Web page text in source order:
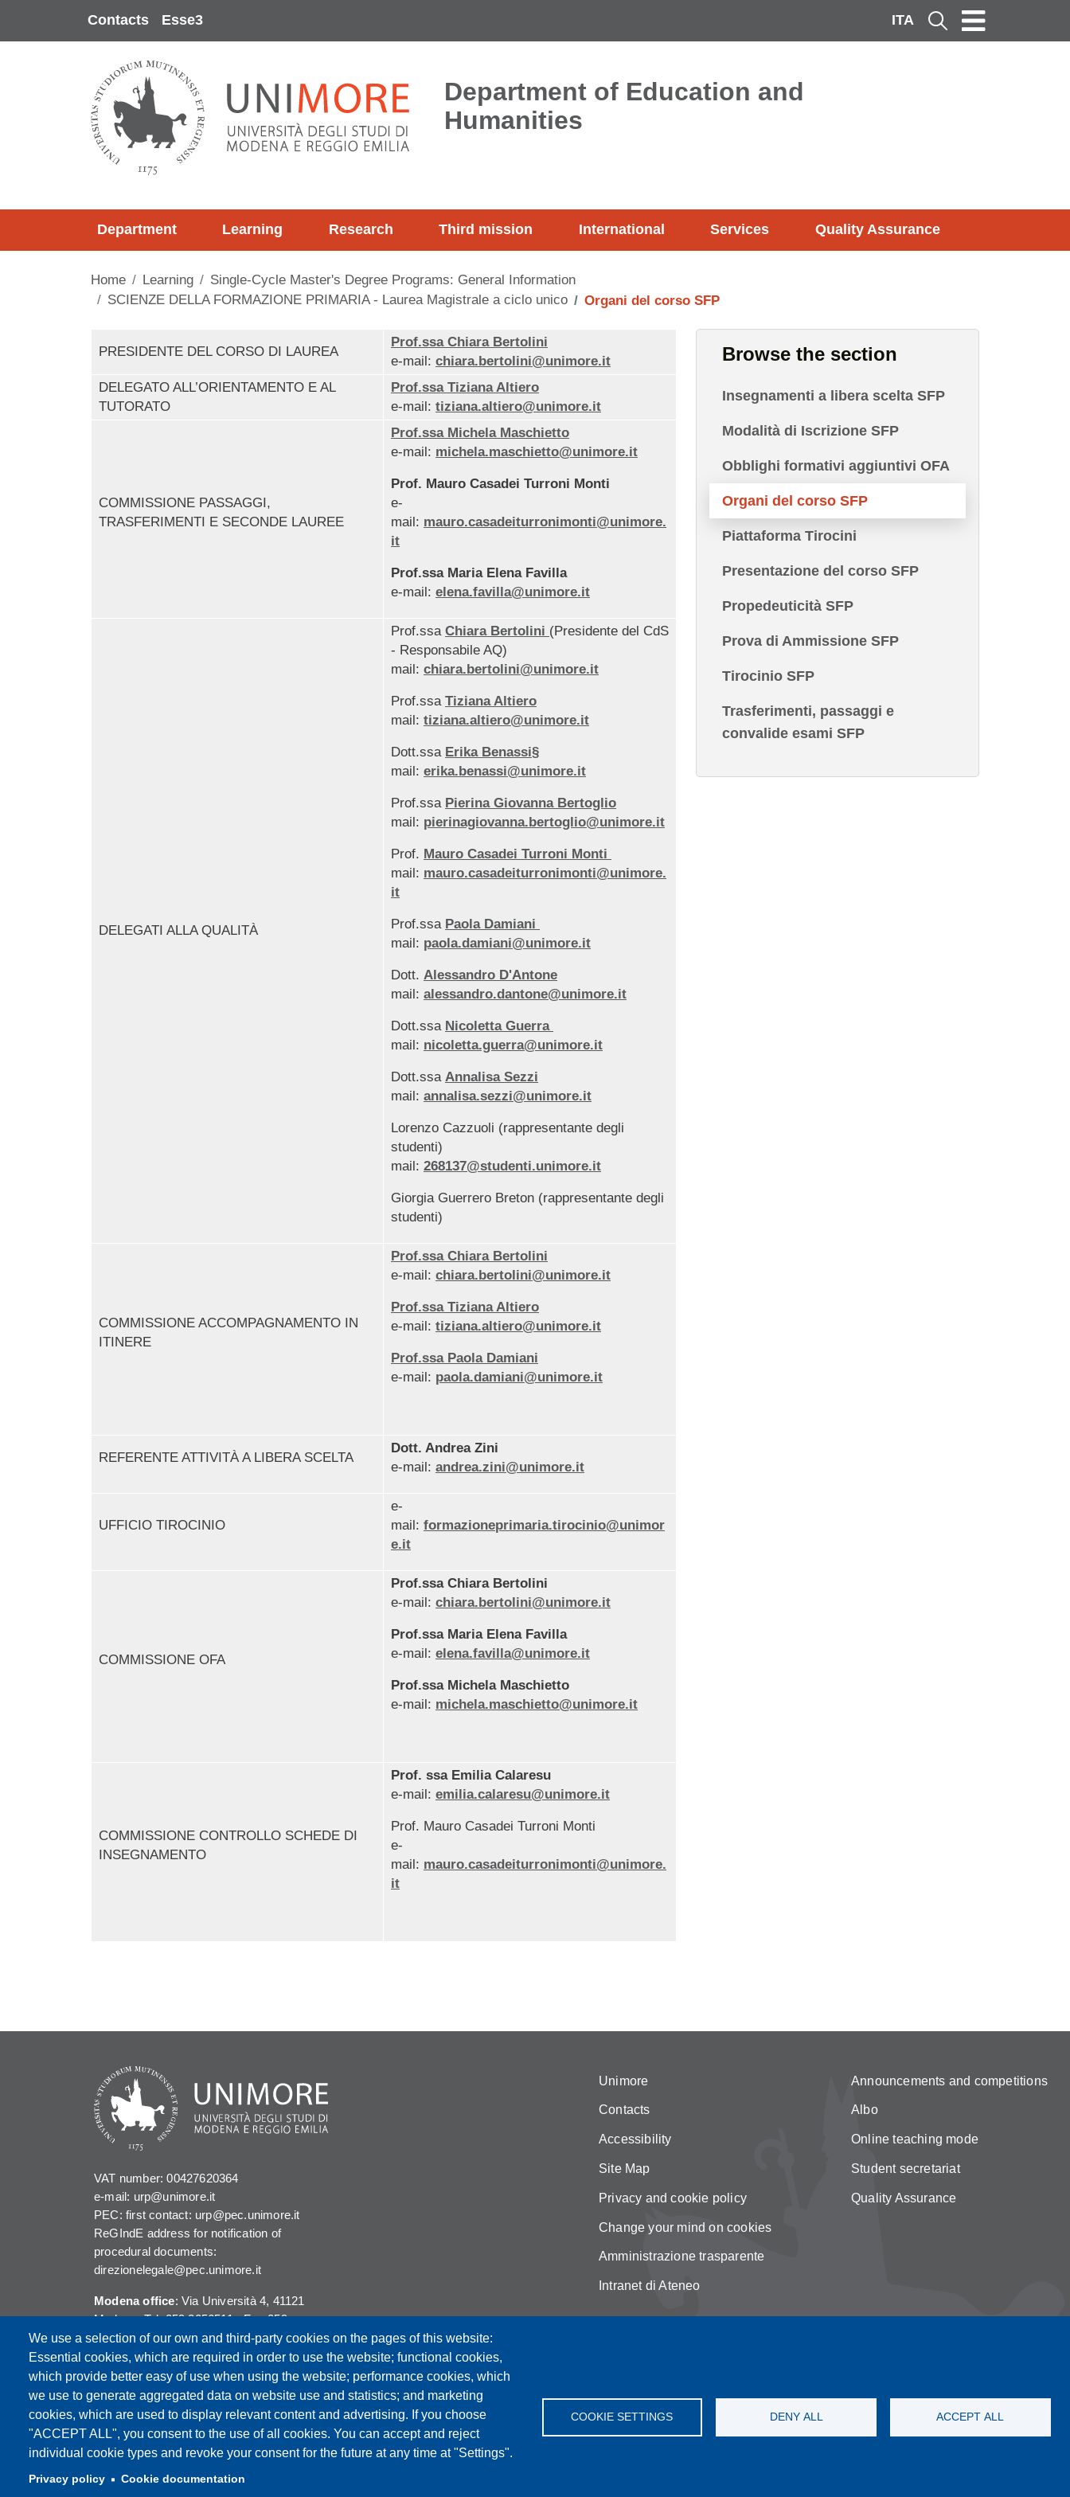
Contacts Esse3 ITA Cerca
Department of Education and
Humanities
Department Learning Research Third mission International Services Quality Assurance
Home Learning
Single-Cycle Master's Degree Programs: General Information
SCIENZE DELLA FORMAZIONE PRIMARIA - Laurea Magistrale a ciclo unico
Organi del corso SFP
PRESIDENTE DEL CORSO DI LAUREA
Prof.ssa Chiara Bertolini
e-mail: chiara.bertolini@unimore.it
DELEGATO ALL’ORIENTAMENTO E AL
TUTORATO
Prof.ssa Tiziana Altiero
e-mail: tiziana.altiero@unimore.it
COMMISSIONE PASSAGGI,
TRASFERIMENTI E SECONDE LAUREE
Prof.ssa Michela Maschietto
e-mail: michela.maschietto@unimore.it
Prof. Mauro Casadei Turroni Monti
e-
mail: mauro.casadeiturronimonti@unimore.
it
Prof.ssa Maria Elena Favilla
e-mail: elena.favilla@unimore.it
DELEGATI ALLA QUALITÀ
Prof.ssa Chiara Bertolini (Presidente del CdS
- Responsabile AQ)
mail: chiara.bertolini@unimore.it
Prof.ssa Tiziana Altiero
mail: tiziana.altiero@unimore.it
Dott.ssa Erika Benassi§
mail: erika.benassi@unimore.it
Prof.ssa Pierina Giovanna Bertoglio
mail: pierinagiovanna.bertoglio@unimore.it
Prof. Mauro Casadei Turroni Monti
mail: mauro.casadeiturronimonti@unimore.
it
Prof.ssa Paola Damiani
mail: paola.damiani@unimore.it
Dott. Alessandro D'Antone
mail: alessandro.dantone@unimore.it
Dott.ssa Nicoletta Guerra
mail: nicoletta.guerra@unimore.it
Dott.ssa Annalisa Sezzi
mail: annalisa.sezzi@unimore.it
Lorenzo Cazzuoli (rappresentante degli
studenti)
mail: 268137@studenti.unimore.it
Giorgia Guerrero Breton (rappresentante degli
studenti)
COMMISSIONE ACCOMPAGNAMENTO IN
ITINERE
Prof.ssa Chiara Bertolini
e-mail: chiara.bertolini@unimore.it
Prof.ssa Tiziana Altiero
e-mail: tiziana.altiero@unimore.it
Prof.ssa Paola Damiani
e-mail: paola.damiani@unimore.it
REFERENTE ATTIVITÀ A LIBERA SCELTA
Dott. Andrea Zini
e-mail: andrea.zini@unimore.it
UFFICIO TIROCINIO
e-
mail: formazioneprimaria.tirocinio@unimor
e.it
COMMISSIONE OFA
Prof.ssa Chiara Bertolini
e-mail: chiara.bertolini@unimore.it
Prof.ssa Maria Elena Favilla
e-mail: elena.favilla@unimore.it
Prof.ssa Michela Maschietto
e-mail: michela.maschietto@unimore.it
COMMISSIONE CONTROLLO SCHEDE DI
INSEGNAMENTO
Prof. ssa Emilia Calaresu
e-mail: emilia.calaresu@unimore.it
Prof. Mauro Casadei Turroni Monti
e-
mail: mauro.casadeiturronimonti@unimore.
it
Browse the section
Insegnamenti a libera scelta SFP
Modalità di Iscrizione SFP
Obblighi formativi aggiuntivi OFA
Organi del corso SFP
Piattaforma Tirocini
Presentazione del corso SFP
Propedeuticità SFP
Prova di Ammissione SFP
Tirocinio SFP
Trasferimenti, passaggi e
convalide esami SFP
We use a selection of our own and third-party cookies on the pages of this website:
Essential cookies, which are required in order to use the website; functional cookies,
which provide better easy of use when using the website; performance cookies, which
we use to generate aggregated data on website use and statistics; and marketing
cookies, which are used to display relevant content and advertising. If you choose
"ACCEPT ALL", you consent to the use of all cookies. You can accept and reject
individual cookie types and revoke your consent for the future at any time at "Settings".
Privacy policy Cookie documentation
COOKIE SETTINGS DENY ALL ACCEPT ALL
VAT number: 00427620364
e-mail: urp@unimore.it
PEC: first contact: urp@pec.unimore.it
ReGIndE address for notification of
procedural documents:
direzionelegale@pec.unimore.it
Modena office: Via Università 4, 41121
Modena, Tel. 059 2056511 - Fax 059
245156
Reggio Emilia office : Viale A. Allegri 9,
42121 Reggio Emilia, Tel. 0522 523041 -
Fax 0522 523045
Unimore
Contacts
Accessibility
Site Map
Privacy and cookie policy
Change your mind on cookies
Amministrazione trasparente
Intranet di Ateneo
Announcements and competitions
Albo
Online teaching mode
Student secretariat
Quality Assurance